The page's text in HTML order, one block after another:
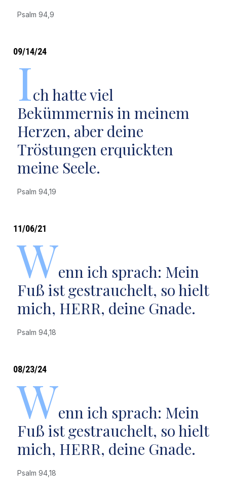
Psalm 94,9
09/14/24
Ich hatte viel
Bekümmernis in meinem
Herzen, aber deine
Tröstungen erquickten
meine Seele.
Psalm 94,19
11/06/21
Wenn ich sprach: Mein
Fuß ist gestrauchelt, so hielt
mich, HERR, deine Gnade.
Psalm 94,18
08/23/24
Wenn ich sprach: Mein
Fuß ist gestrauchelt, so hielt
mich, HERR, deine Gnade.
Psalm 94,18